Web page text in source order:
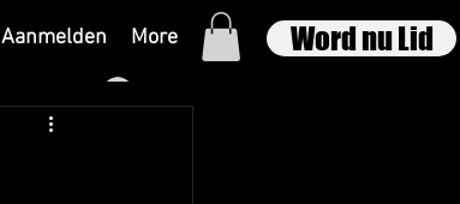
Aanmelden More Word nu Lid